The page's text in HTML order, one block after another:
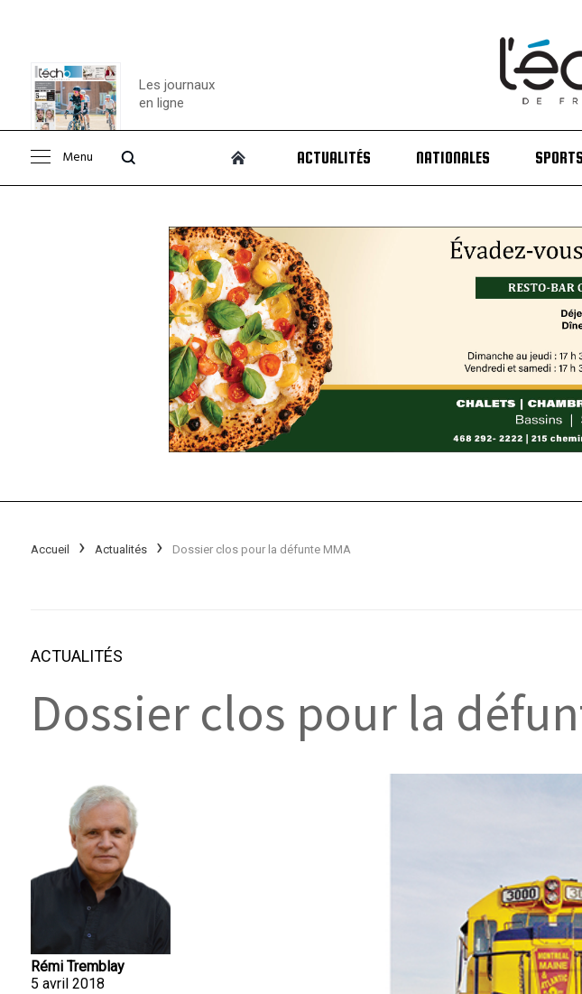
Consulter le
Les journaux
en ligne
Menu ACTUALITÉS NATIONALES SPORTS
Accueil Actualités Dossier clos pour la défunte MMA
ACTUALITÉS
Dossier clos pour la
Rémi Tremblay
5 avril 2018